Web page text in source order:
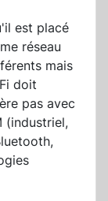
est placé
réseau
mais
doit
pas avec
(industriel,